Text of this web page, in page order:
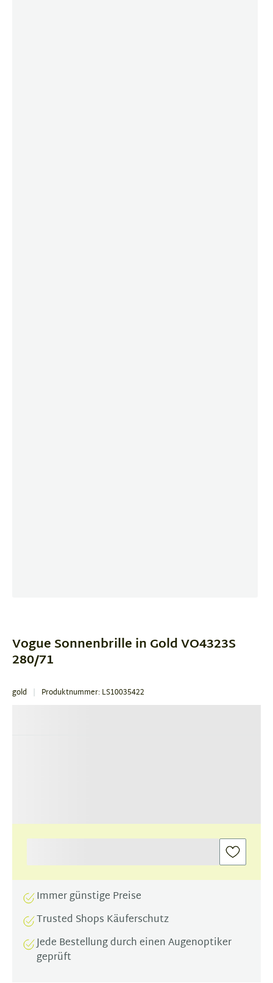
2
Vogue Sonnenbrille in Gold VO4323S
280/71
gold Produktnummer: LS10035422
Immer günstige Preise
Trusted Shops Käuferschutz
Jede Bestellung durch einen Augenoptiker
geprüft